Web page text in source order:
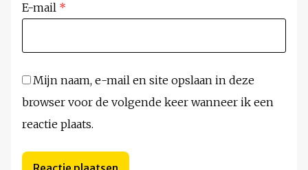
E-mail *
Mijn naam, e-mail en site opslaan in deze
browser voor de volgende keer wanneer ik een
reactie plaats.